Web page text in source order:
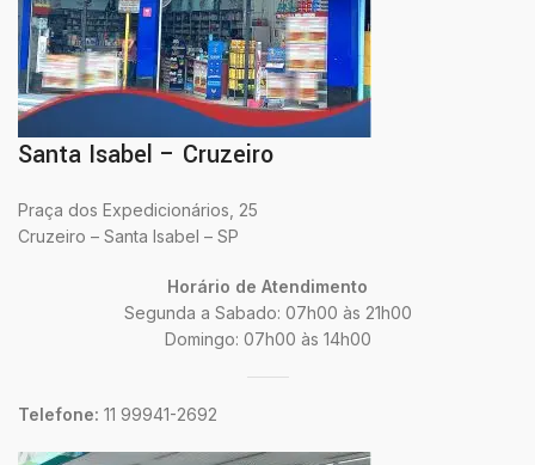
Santa Isabel – Cruzeiro
Praça dos Expedicionários, 25
Cruzeiro – Santa Isabel – SP
Horário de Atendimento
Segunda a Sabado: 07h00 às 21h00
Domingo: 07h00 às 14h00
Telefone: 11 99941-2692